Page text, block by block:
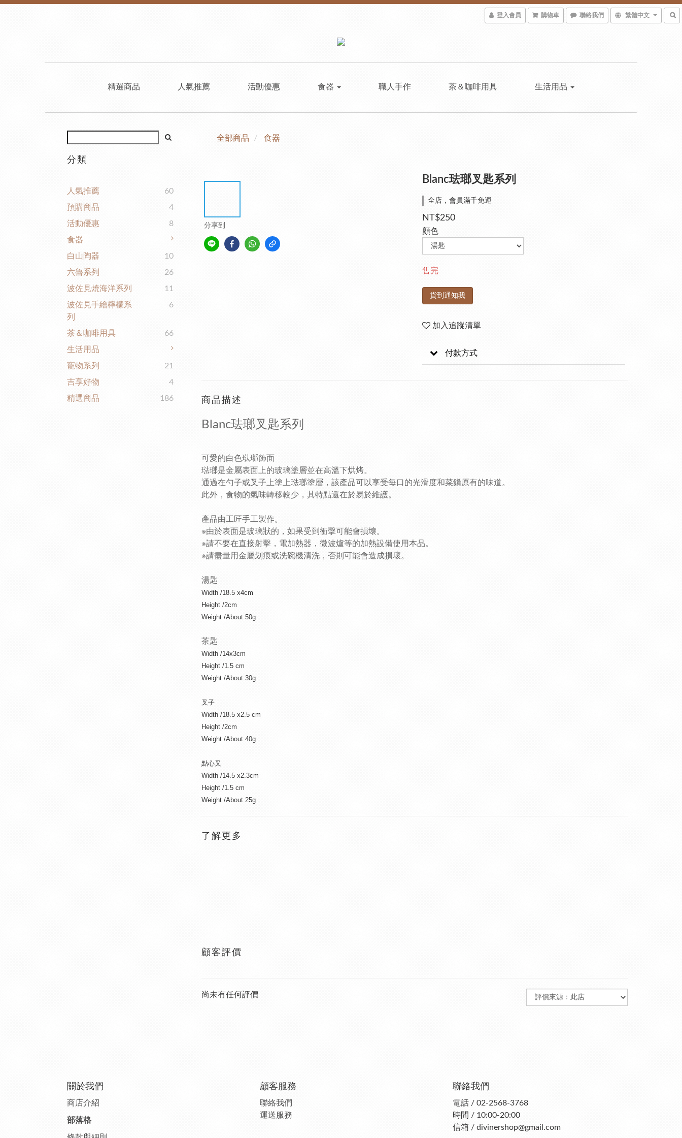
登入會員 購物車 聯絡我們 繁體中文
精選商品 人氣推薦 活動優惠 食器 職人手作 茶＆咖啡用具 生活用品
分類
人氣推薦
60
預購商品
4
活動優惠
8
食器
白山陶器
10
六魯系列
26
波佐見焼海洋系列
11
波佐見手繪檸檬系
列
6
茶＆咖啡用具
66
生活用品
寵物系列
21
吉享好物
4
精選商品
186
全部商品 食器
分享到
Blanc珐瑯叉匙系列
全店，會員滿千免運
NT$250
顏色
售完
貨到通知我
加入追蹤清單
付款方式
商品描述
Blanc珐瑯叉匙系列
可愛的白色琺瑯飾面
琺瑯是金屬表面上的玻璃塗層並在高溫下烘烤。
通過在勺子或叉子上塗上琺瑯塗層，該產品可以享受每口的光滑度和菜餚原有的味道。
此外，食物的氣味轉移較少，其特點還在於易於維護。
產品由工匠手工製作。
※由於表面是玻璃狀的，如果受到衝擊可能會損壞。
※請不要在直接射擊，電加熱器，微波爐等的加熱設備使用本品。
※請盡量用金屬划痕或洗碗機清洗，否則可能會造成損壞。
湯匙
Width /18.5 x4cm
Height /2cm
Weight /About 50g
茶匙
Width /14x3cm
Height /1.5 cm
Weight /About 30g
叉子
Width /18.5 x2.5 cm
Height /2cm
Weight /About 40g
點心叉
Width /14.5 x2.3cm
Height /1.5 cm
Weight /About 25g
了解更多
顧客評價
尚未有任何評價
關於我們
商店介紹
部落格
顧客服務
聯絡我們
運送服務
聯絡我們
電話 / 02-2568-3768
時間 / 10:00-20:00
信箱 / divinershop@gmail.com